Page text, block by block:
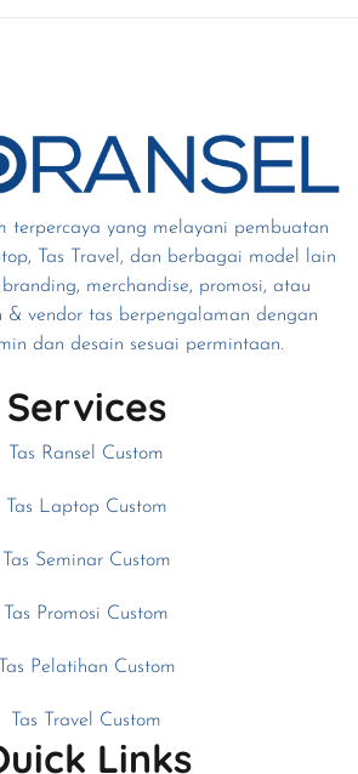
terpercaya yang melayani pembuatan
Tas Travel, dan berbagai model lain
merchandise, promosi, atau
& vendor tas berpengalaman dengan
dan desain sesuai permintaan.
Services
Tas Ransel Custom
Tas Laptop Custom
Tas Seminar Custom
Tas Promosi Custom
Tas Pelatihan Custom
Tas Travel Custom
Links